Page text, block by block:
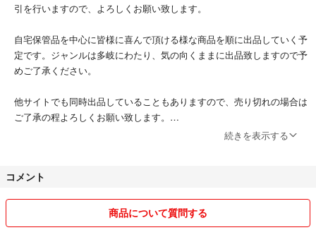
引を行いますので、よろしくお願い致します。
自宅保管品を中心に皆様に喜んで頂ける様な商品を順に出品していく予
定です。ジャンルは多岐にわたり、気の向くままに出品致しますので予
めご了承ください。
他サイトでも同時出品していることもありますので、売り切れの場合は
ご了承の程よろしくお願い致します。
商品の画像と実物では若干色味の違いがでることがあります。
あります。
以上を踏まえまして、ヴィンテージ品、中古品にご理解いただける方の
続きを表示する
コメント
商品について質問する